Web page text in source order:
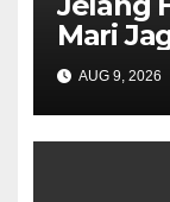
Mari
AUG 9, 2026